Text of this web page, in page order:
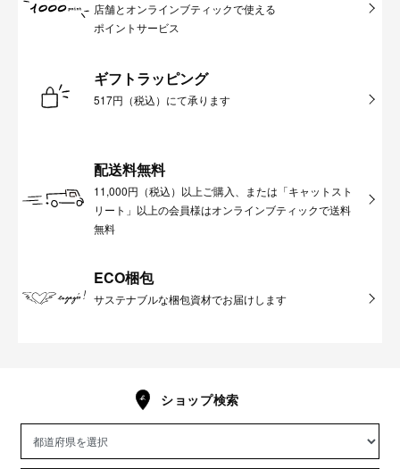
店舗とオンラインブティックで使える
ポイントサービス
ギフトラッピング
517円（税込）にて承ります
配送料無料
11,000円（税込）以上ご購入、または「キャットスト
リート」以上の会員様はオンラインブティックで送料
無料
ECO梱包
サステナブルな梱包資材でお届けします
ショップ検索